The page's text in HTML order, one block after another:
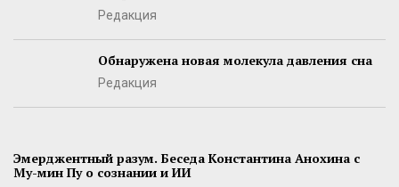
Редакция
Обнаружена новая молекула давления сна
Редакция
Эмерджентный разум. Беседа Константина Анохина с
Му-мин Пу о сознании и ИИ